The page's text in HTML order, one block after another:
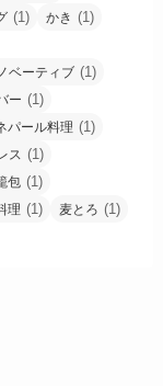
(1) かき (1)
ベーティブ (1)
ー (1)
パール料理 (1)
ス (1)
包 (1)
理 (1) 麦とろ (1)